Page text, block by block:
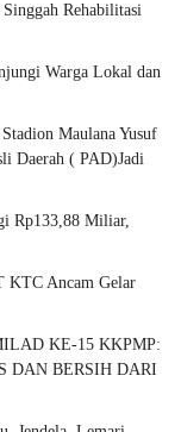
Singgah Rehabilitasi
Warga Lokal dan
Maulana Yusuf
Daerah ( PAD)Jadi
Rp133,88 Miliar,
KTC Ancam Gelar
KE-15 KKPMP:
DAN BERSIH DARI